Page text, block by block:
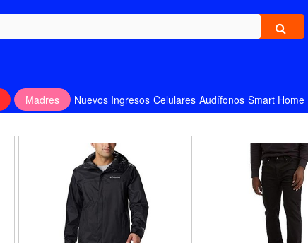
Madres Nuevos Ingresos Celulares Audífonos Smart Home